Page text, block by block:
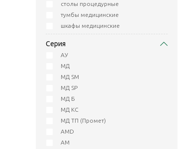
столы процедурные
тумбы медицинские
шкафы медицинские
Серия
АУ
МД
МД SM
МД SP
МД Б
МД КС
МД ТП (Промет)
AMD
АМ